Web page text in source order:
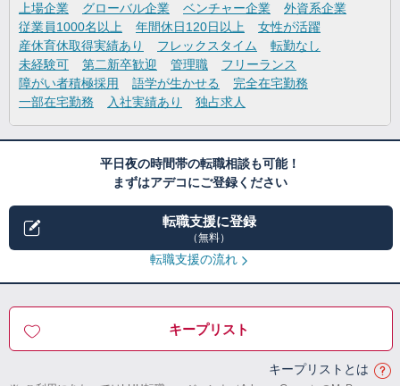
上場企業 グローバル企業 ベンチャー企業
外資系企業
従業員1000名以上
年間休日120日以上
女性が活躍
産休育休取得実績あり
フレックスタイム
転勤なし
未経験可
第二新卒歓迎 管理職
フリーランス
障がい者積極採用
語学が生かせる
完全在宅勤務
一部在宅勤務
入社実績あり 独占求人
平日夜の時間帯の転職相談も可能！
まずはアデコにご登録ください
転職支援に登録
（無料）
転職支援の流れ
キープリスト
キープリストとは